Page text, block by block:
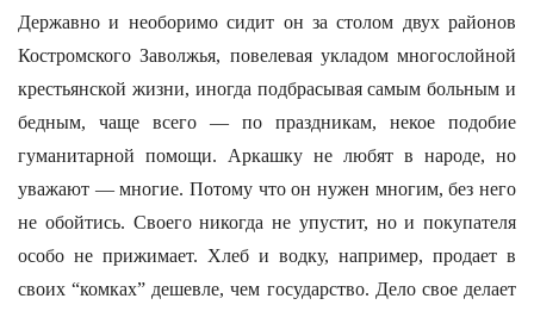
Державно и необоримо сидит он за столом двух районов
Костромского Заволжья, повелевая укладом многослойной
крестьянской жизни, иногда подбрасывая самым больным и
бедным, чаще всего — по праздникам, некое подобие
гуманитарной помощи. Аркашку не любят в народе, но
уважают — многие. Потому что он нужен многим, без него
не обойтись. Своего никогда не упустит, но и покупателя
особо не прижимает. Хлеб и водку, например, продает в
своих “комках” дешевле, чем государство. Дело свое делает